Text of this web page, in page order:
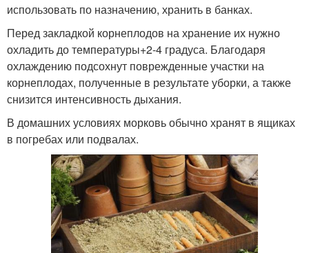
использовать по назначению, хранить в банках.
Перед закладкой корнеплодов на хранение их нужно
охладить до температуры+2-4 градуса. Благодаря
охлаждению подсохнут поврежденные участки на
корнеплодах, полученные в результате уборки, а также
снизится интенсивность дыхания.
В домашних условиях морковь обычно хранят в ящиках
в погребах или подвалах.